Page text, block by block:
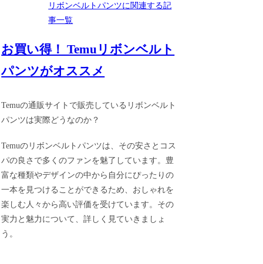
リボンベルトパンツに関連する記
事一覧
お買い得！ Temuリボンベルト
パンツがオススメ
Temuの通販サイトで販売しているリボンベルト
パンツは実際どうなのか？
Temuのリボンベルトパンツは、その安さとコス
パの良さで多くのファンを魅了しています。豊
富な種類やデザインの中から自分にぴったりの
一本を見つけることができるため、おしゃれを
楽しむ人々から高い評価を受けています。その
実力と魅力について、詳しく見ていきましょ
う。